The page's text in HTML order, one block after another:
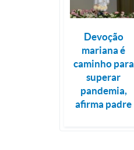
Devoção
mariana é
caminho para
superar
pandemia,
afirma padre